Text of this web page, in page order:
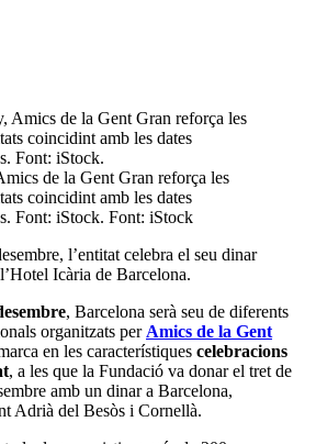
de la Gent Gran reforça les
coincidint amb les dates
Font: iStock. Font: iStock
l’entitat celebra el seu dinar
Icària de Barcelona.
, Barcelona serà seu de diferents
organitzats perAmics de la Gent
en les característiques celebracions
, a les que la Fundació va donar el tret de
amb un dinar a Barcelona,
Adrià del Besòs i Cornellà.